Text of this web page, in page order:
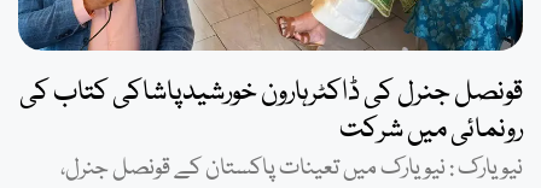
قونصل جنرل کی ڈاکٹرہارون خورشیدپاشاکی کتاب کی
رونمائی میں شرکت
نیویارک : نیویارک میں تعینات پاکستان کے قونصل جنرل،